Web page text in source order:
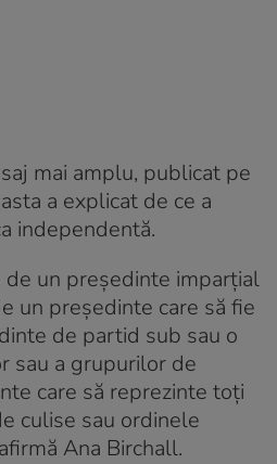
mai amplu, publicat pe
a explicat de ce a
independentă.
de un președinte imparțial
un președinte care să fie
de partid sub sau o
sau a grupurilor de
care să reprezinte toți
culise sau ordinele
Ana Birchall.